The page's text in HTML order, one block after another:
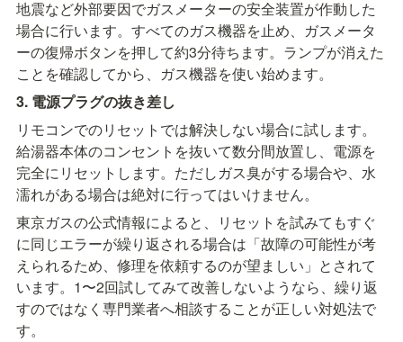
地震など外部要因でガスメーターの安全装置が作動した
場合に行います。すべてのガス機器を止め、ガスメータ
ーの復帰ボタンを押して約3分待ちます。ランプが消えた
ことを確認してから、ガス機器を使い始めます。
3. 電源プラグの抜き差し
リモコンでのリセットでは解決しない場合に試します。
給湯器本体のコンセントを抜いて数分間放置し、電源を
完全にリセットします。ただしガス臭がする場合や、水
濡れがある場合は絶対に行ってはいけません。
東京ガスの公式情報によると、リセットを試みてもすぐ
に同じエラーが繰り返される場合は「故障の可能性が考
えられるため、修理を依頼するのが望ましい」とされて
います。1〜2回試してみて改善しないようなら、繰り返
すのではなく専門業者へ相談することが正しい対処法で
す。